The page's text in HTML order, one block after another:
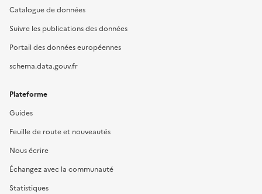
Catalogue de données
Suivre les publications des données
Portail des données européennes
schema.data.gouv.fr
Plateforme
Guides
Feuille de route et nouveautés
Nous écrire
Échangez avec la communauté
Statistiques